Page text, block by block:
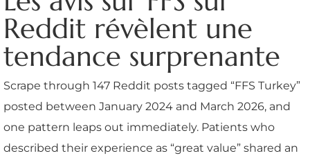
Reddit révèlent une
tendance surprenante
Scrape through 147 Reddit posts tagged “FFS Turkey”
posted between January 2024 and March 2026, and
one pattern leaps out immediately. Patients who
described their experience as “great value” shared an